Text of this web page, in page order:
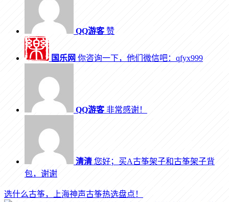
QQ游客赞
国乐网 你咨询一下，他们微信吧：qfyx999
QQ游客非常感谢！
清清 您好；买A古筝架子和古筝架子背
包，谢谢
选什么古筝，上海神声古筝热选盘点！